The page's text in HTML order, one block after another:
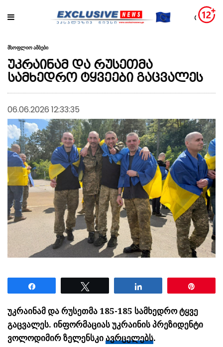
მსოფლიო ამბები
უკრაინამ და რუსეთმა
სამხედრო ტყვეები გაცვალეს
06.06.2026 12:33:35
უკრაინამ და რუსეთმა 185-185 სამხედრო ტყვე
გაცვალეს. ინფორმაციას უკრაინის პრეზიდენტი
ვოლოდიმირ ზელენსკი ავრცელებს.